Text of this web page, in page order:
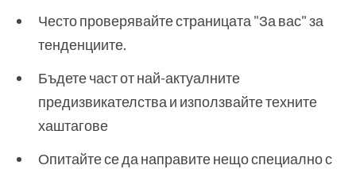
Често проверявайте страницата "За вас" за
тенденциите.
Бъдете част от най-актуалните
предизвикателства и използвайте техните
хаштагове
Опитайте се да направите нещо специално с